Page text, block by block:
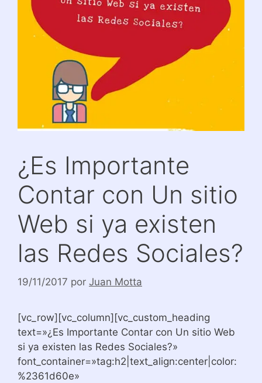
¿Es Importante
Contar con Un sitio
Web si ya existen
las Redes Sociales?
19/11/2017 por Juan Motta
[vc_row][vc_column][vc_custom_heading
text=»¿Es Importante Contar con Un sitio Web
si ya existen las Redes Sociales?»
font_container=»tag:h2|text_align:center|color:
%2361d60e»